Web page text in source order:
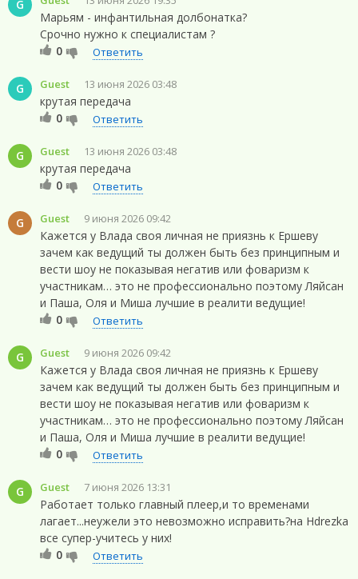
G
Марьям - инфантильная долбонатка?
Срочно нужно к специалистам ?
0
Ответить
G Guest 13 июня 2026 03:48
крутая передача
0
Ответить
G Guest 13 июня 2026 03:48
крутая передача
0
Ответить
G Guest 9 июня 2026 09:42
Кажется у Влада своя личная не приязнь к Ершеву
зачем как ведущий ты должен быть без принципным и
вести шоу не показывая негатив или фоваризм к
участникам… это не профессионально поэтому Ляйсан
и Паша, Оля и Миша лучшие в реалити ведущие!
0
Ответить
G Guest 9 июня 2026 09:42
Кажется у Влада своя личная не приязнь к Ершеву
зачем как ведущий ты должен быть без принципным и
вести шоу не показывая негатив или фоваризм к
участникам… это не профессионально поэтому Ляйсан
и Паша, Оля и Миша лучшие в реалити ведущие!
0
Ответить
G Guest 7 июня 2026 13:31
Работает только главный плеер,и то временами
лагает...неужели это невозможно исправить?на Hdrezka
все супер-учитесь у них!
0
Ответить